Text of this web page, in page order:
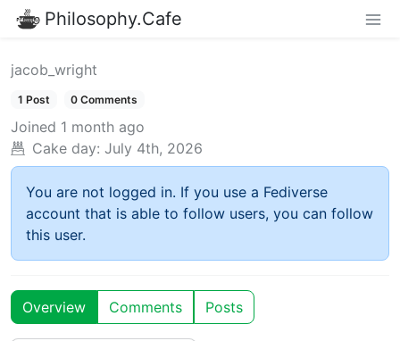
Philosophy.Cafe
jacob_wright
1 Post 0 Comments
Joined 1 month ago
Cake day: July 4th, 2026
You are not logged in. If you use a Fediverse
account that is able to follow users, you can follow
this user.
Overview Comments Posts